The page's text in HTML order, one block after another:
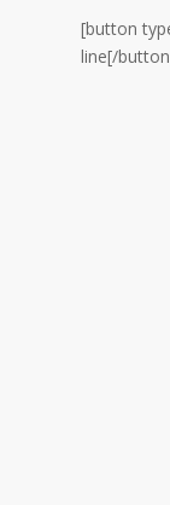
[button
line[/